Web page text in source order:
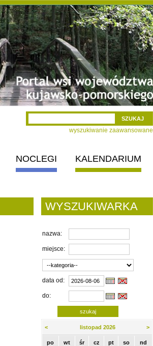
wyszukiwanie zaawansowane
NOCLEGI KALENDARIUM
WYSZUKIWARKA
nazwa:
miejsce:
data od:
do:
< listopad 2026 >
po wt śr cz pt so nd